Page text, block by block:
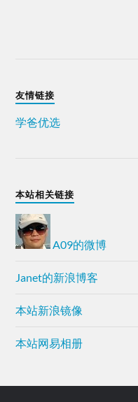
友情链接
学爸优选
本站相关链接
A09的微博
Janet的新浪博客
本站新浪镜像
本站网易相册